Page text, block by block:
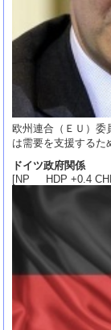
欧州連合（ＥＵ）委
は需要を支援するた
ドイツ政府関係
[NP HDP +0.4